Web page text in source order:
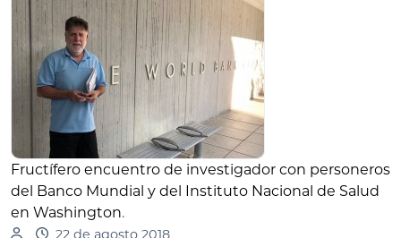
Fructífero encuentro de investigador con personeros
del Banco Mundial y del Instituto Nacional de Salud
en Washington.
22 de agosto 2018